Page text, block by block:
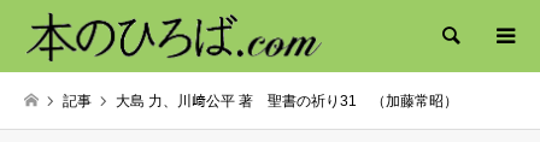
検索
記事 大島 力、川﨑公平 著 聖書の祈り31 （加藤常昭）